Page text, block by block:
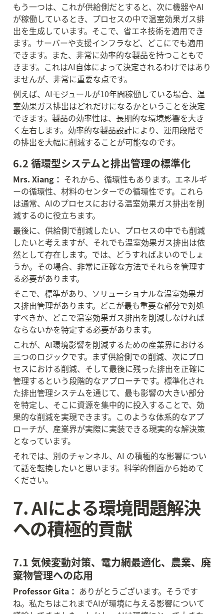
もう一つは、これが供給側だとすると、次に機器やAI
が稼働しているとき、プロセスの中で温室効果ガス排
出を生成しています。そこで、省エネ技術を適用でき
ます。サーバーや支援インフラなど、どこにでも適用
できます。また、非常に効率的な製品を持つこともで
きます。これはAI自体によって決定されるわけではあり
ませんが、非常に重要な点です。
例えば、AIモジュールが10年間稼働している場合、温
室効果ガス排出はどれだけになるかということを決定
できます。製品の効率性は、長期的な環境影響を大き
く左右します。効率的な製品設計により、運用段階で
の排出を大幅に削減することが可能なのです。
6.2 循環型システムと排出管理の標準化
Mrs. Xiang： それから、循環性もあります。エネルギ
ーの循環性、材料のセンターでの循環性です。これら
は通常、AIのプロセスにおける温室効果ガス排出を削
減するのに役立ちます。
最後に、供給側で削減したい、プロセスの中でも削減
したいと考えますが、それでも温室効果ガス排出は依
然として存在します。では、どうすればよいのでしょ
うか。その場合、非常に正確な方法でそれらを管理す
る必要があります。
そこで、標準があり、ソリューショナルな温室効果ガ
ス排出管理があります。どこが最も重要な部分で対処
すべきか、どこで温室効果ガス排出を削減しなければ
ならないかを特定する必要があります。
これが、AI環境影響を削減するための産業界における
三つのロジックです。まず供給側での削減、次にプロ
セスにおける削減、そして最後に残った排出を正確に
管理するという段階的なアプローチです。標準化され
た排出管理システムを通じて、最も影響の大きい部分
を特定し、そこに資源を集中的に投入することで、効
果的な削減を実現できます。このような体系的なアプ
ローチが、産業界が実際に実装できる現実的な解決策
となっています。
それでは、別のチャンネル、AI の積極的な影響につい
て話を転換したいと思います。科学的側面から始めて
ください。
7. AIによる環境問題解決
への積極的貢献
7.1 気候変動対策、電力網最適化、農業、廃
棄物管理への応用
Professor Gita： ありがとうございます。そうです
ね。私たちはこれまでAIが環境に与える影響について